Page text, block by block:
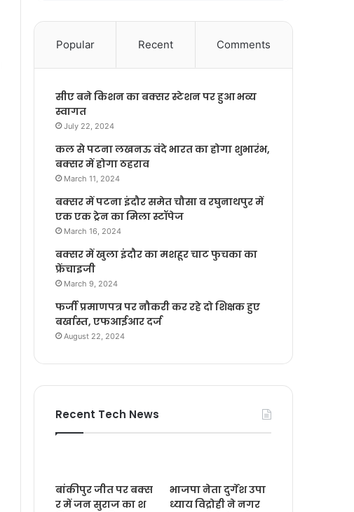
Popular Recent Comments
सीए बने किशन का बक्सर स्टेशन पर हुआ भव्य
स्वागत
July 22, 2024
कल से पटना लखनऊ वंदे भारत का होगा शुभारंभ,
बक्सर में होगा ठहराव
March 11, 2024
बक्सर में पटना इंदौर समेत चौसा व रघुनाथपुर में
एक एक ट्रेन का मिला स्टॉपेज
March 16, 2024
बक्सर में खुला इंदौर का मशहूर चाट फुचका का
फ्रेंचाइजी
March 9, 2024
फर्जी प्रमाणपत्र पर नौकरी कर रहे दो शिक्षक हुए
बर्खास्त, एफआईआर दर्ज
August 22, 2024
Recent Tech News
बांकीपुर जीत पर बक्स
र में जन सुराज का श
भाजपा नेता दुर्गेश उपा
ध्याय विद्रोही ने नगर